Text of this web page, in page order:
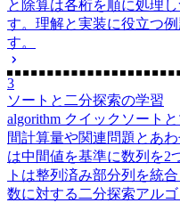
と除算は各桁を順に処理
す。理解と実装に役立つ
す。
3
ソートと二分探索の学習
algorithm クイックソート
間計算量や関連問題とあ
は中間値を基準に数列を2
トは整列済み部分列を統
数に対する二分探索アル